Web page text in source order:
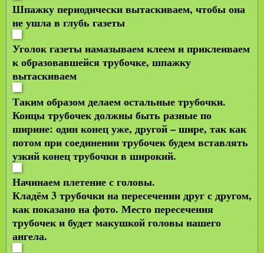
Шпажку периодически вытаскиваем, чтобы она
не ушла в глубь газеты
Уголок газеты намазываем клеем и приклеиваем
к образовавшейся трубочке, шпажку
вытаскиваем
Таким образом делаем остальные трубочки.
Концы трубочек должны быть разные по
ширине: один конец уже, другой – шире, так как
потом при соединении трубочек будем вставлять
узкий конец трубочки в широкий.
Начинаем плетение с головы.
Кладём 3 трубочки на пересечении друг с другом,
как показано на фото. Место пересечения
трубочек и будет макушкой головы нашего
ангела.